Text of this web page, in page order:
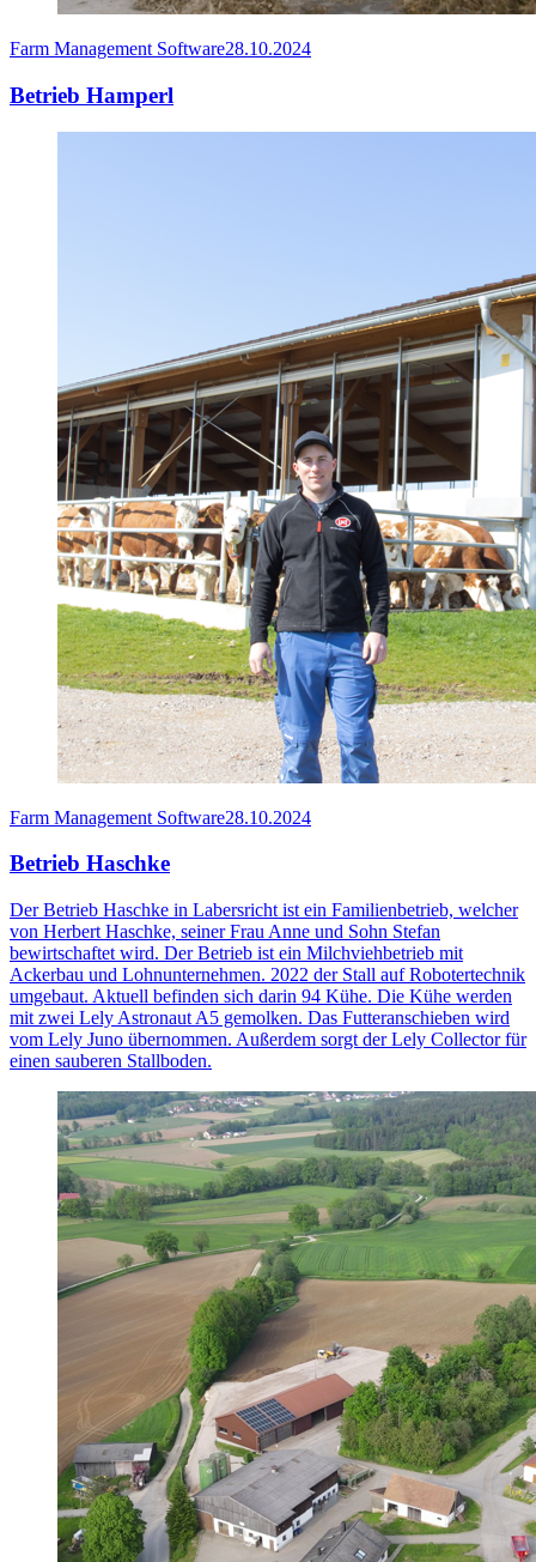
Farm Management Software28.10.2024
Betrieb Hamperl
Farm Management Software28.10.2024
Betrieb Haschke
Der Betrieb Haschke in Labersricht ist ein Familienbetrieb, welcher
von Herbert Haschke, seiner Frau Anne und Sohn Stefan
bewirtschaftet wird. Der Betrieb ist ein Milchviehbetrieb mit
Ackerbau und Lohnunternehmen. 2022 der Stall auf Robotertechnik
umgebaut. Aktuell befinden sich darin 94 Kühe. Die Kühe werden
mit zwei Lely Astronaut A5 gemolken. Das Futteranschieben wird
vom Lely Juno übernommen. Außerdem sorgt der Lely Collector für
einen sauberen Stallboden.